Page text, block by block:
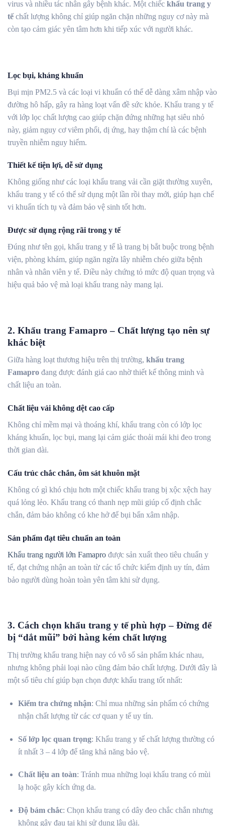
virus và nhiều tác nhân gây bệnh khác. Một chiếc khẩu trang y
tếchất lượng không chỉ giúp ngăn chặn những nguy cơ này mà
còn tạo cảm giác yên tâm hơn khi tiếp xúc với người khác.
Lọc bụi, kháng khuẩn
Bụi mịn PM2.5 và các loại vi khuẩn có thể dễ dàng xâm nhập vào
đường hô hấp, gây ra hàng loạt vấn đề sức khỏe. Khẩu trang y tế
với lớp lọc chất lượng cao giúp chặn đứng những hạt siêu nhỏ
này, giảm nguy cơ viêm phổi, dị ứng, hay thậm chí là các bệnh
truyền nhiễm nguy hiểm.
Thiết kế tiện lợi, dễ sử dụng
Không giống như các loại khẩu trang vải cần giặt thường xuyên,
khẩu trang y tế có thể sử dụng một lần rồi thay mới, giúp hạn chế
vi khuẩn tích tụ và đảm bảo vệ sinh tốt hơn.
Được sử dụng rộng rãi trong y tế
Đúng như tên gọi, khẩu trang y tế là trang bị bắt buộc trong bệnh
viện, phòng khám, giúp ngăn ngừa lây nhiễm chéo giữa bệnh
nhân và nhân viên y tế. Điều này chứng tỏ mức độ quan trọng và
hiệu quả bảo vệ mà loại khẩu trang này mang lại.
2. Khẩu trang Famapro – Chất lượng tạo nên sự
khác biệt
Giữa hàng loạt thương hiệu trên thị trường, khẩu trang
Famapro đang được đánh giá cao nhờ thiết kế thông minh và
chất liệu an toàn.
Chất liệu vải không dệt cao cấp
Không chỉ mềm mại và thoáng khí, khẩu trang còn có lớp lọc
kháng khuẩn, lọc bụi, mang lại cảm giác thoải mái khi đeo trong
thời gian dài.
Cấu trúc chắc chắn, ôm sát khuôn mặt
Không có gì khó chịu hơn một chiếc khẩu trang bị xộc xệch hay
quá lỏng lẻo. Khẩu trang có thanh nẹp mũi giúp cố định chắc
chắn, đảm bảo không có khe hở để bụi bẩn xâm nhập.
Sản phẩm đạt tiêu chuẩn an toàn
Khẩu trang người lớn Famapro được sản xuất theo tiêu chuẩn y
tế, đạt chứng nhận an toàn từ các tổ chức kiểm định uy tín, đảm
bảo người dùng hoàn toàn yên tâm khi sử dụng.
3. Cách chọn khẩu trang y tế phù hợp – Đừng để
bị “dắt mũi” bởi hàng kém chất lượng
Thị trường khẩu trang hiện nay có vô số sản phẩm khác nhau,
nhưng không phải loại nào cũng đảm bảo chất lượng. Dưới đây là
một số tiêu chí giúp bạn chọn được khẩu trang tốt nhất:
Kiểm tra chứng nhận: Chỉ mua những sản phẩm có chứng
nhận chất lượng từ các cơ quan y tế uy tín.
Số lớp lọc quan trọng: Khẩu trang y tế chất lượng thường có
ít nhất 3 – 4 lớp để tăng khả năng bảo vệ.
Chất liệu an toàn: Tránh mua những loại khẩu trang có mùi
lạ hoặc gây kích ứng da.
Độ bám chắc: Chọn khẩu trang có dây đeo chắc chắn nhưng
không gây đau tai khi sử dụng lâu dài.